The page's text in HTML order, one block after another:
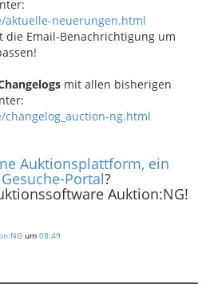
neuerungen.html
die Email-Benachrichtigung um
mit allen bisherigen
ng.html
Auktionsplattform, ein
Portal?
Auktion:NG!
um 08:49